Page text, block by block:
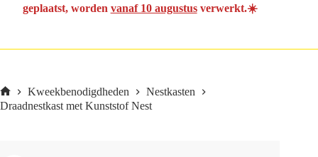
geplaatst, worden vanaf 10 augustusverwerkt.☀️
Home
Kweekbenodigdheden
Nestkasten
Draadnestkast met Kunststof Nest